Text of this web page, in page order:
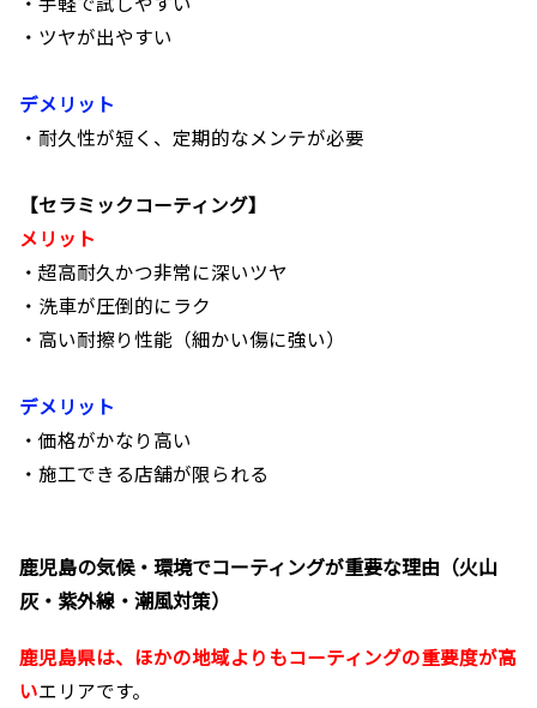
・ツヤが出やすい
デメリット
・耐久性が短く、定期的なメンテが必要
【セラミックコーティング】
メリット
・超高耐久かつ非常に深いツヤ
・洗車が圧倒的にラク
・高い耐擦り性能（細かい傷に強い）
デメリット
・価格がかなり高い
・施工できる店舗が限られる
鹿児島の気候・環境でコーティングが重要な理由（火山
灰・紫外線・潮風対策）
鹿児島県は、ほかの地域よりもコーティングの重要度が高
いエリアです。